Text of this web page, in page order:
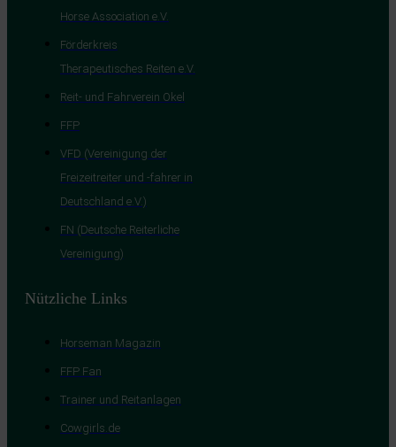
Horse Association e.V.
Förderkreis
Therapeutisches Reiten e.V.
Reit- und Fahrverein Okel
FFP
VFD (Vereinigung der
Freizeitreiter und -fahrer in
Deutschland e.V.)
FN (Deutsche Reiterliche
Vereinigung)
Nützliche Links
Horseman Magazin
FFP Fan
Trainer und Reitanlagen
Cowgirls.de